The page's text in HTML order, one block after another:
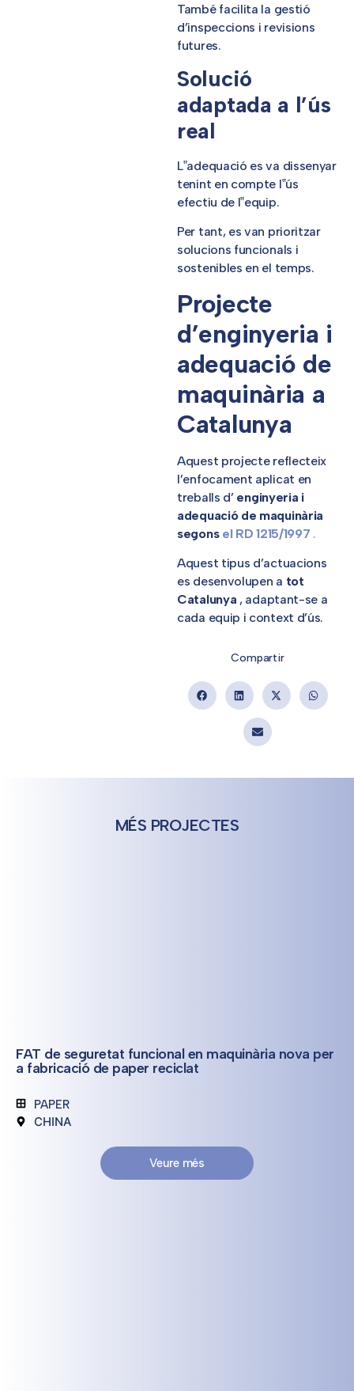
També facilita la gestió
d’inspeccions i revisions
futures.
Solució
adaptada a l’ús
real
L‟adequació es va dissenyar
tenint en compte l‟ús
efectiu de l‟equip.
Per tant, es van prioritzar
solucions funcionals i
sostenibles en el temps.
Projecte
d’enginyeria i
adequació de
maquinària a
Catalunya
Aquest projecte reflecteix
l’enfocament aplicat en
treballs d’ enginyeria i
adequació de maquinària
segons el RD 1215/1997 .
Aquest tipus d’actuacions
es desenvolupen a tot
Catalunya , adaptant-se a
cada equip i context d’ús.
Compartir
MÉS PROJECTES
FAT de seguretat funcional en maquinària nova per
a fabricació de paper reciclat
PAPER
CHINA
Veure més